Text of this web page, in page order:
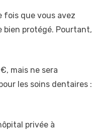
fois que vous avez
bien protégé. Pourtant,
mais ne sera
les soins dentaires :
privée à